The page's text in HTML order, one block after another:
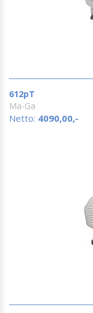
612pT
Ma-Ga
Netto: 4090,00,-